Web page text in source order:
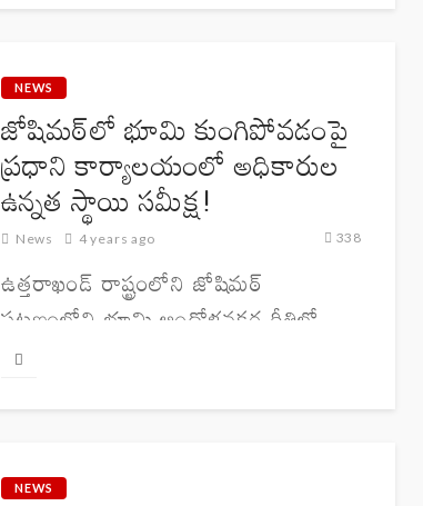
కూల్చివేయాలని ఉత్తరాఖండ్ రాష్ట్ర ప్రభుత్వ
జారీ...
NEWS
జోషిమఠ్‌లో భూమి కుంగిపోవడంపై
ప్రధాని కార్యాలయంలో అధికారుల
ఉన్నత స్థాయి సమీక్ష!
News 4 years ago 338
ఉత్తరాఖండ్ రాష్ట్రంలోని జోషిమఠ్
పట్టణంలోని భూమి ఆందోళనకర రీతిలో
కుంగిపోతున్న ఘటనపై ప్రధాని కార్యాలయం
పైగా ఇళ్లు, భవనాలు, రోడ్లు కుంగిపోవడానికి
రంగాల నిపుణులతో కమిటీని ఏర్పాటు చేసి
NEWS